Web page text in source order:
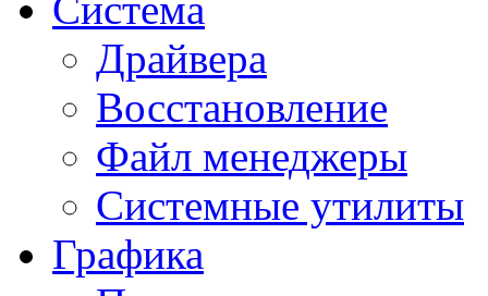
Драйвера
Восстановление
Файл менеджеры
Системные утилиты
Графика